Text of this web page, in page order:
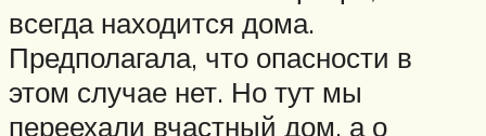
всегда находится дома.
Предполагала, что опасности в
этом случае нет. Но тут мы
переехали вчастный дом, а о